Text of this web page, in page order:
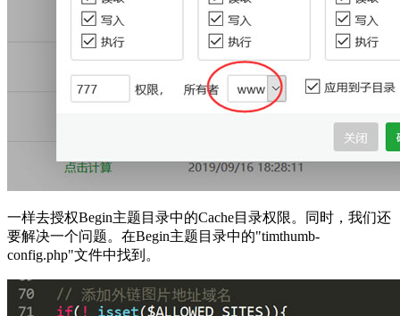
一样去授权Begin主题目录中的Cache目录权限。同时，我们还
要解决一个问题。在Begin主题目录中的"timthumb-
config.php"文件中找到。